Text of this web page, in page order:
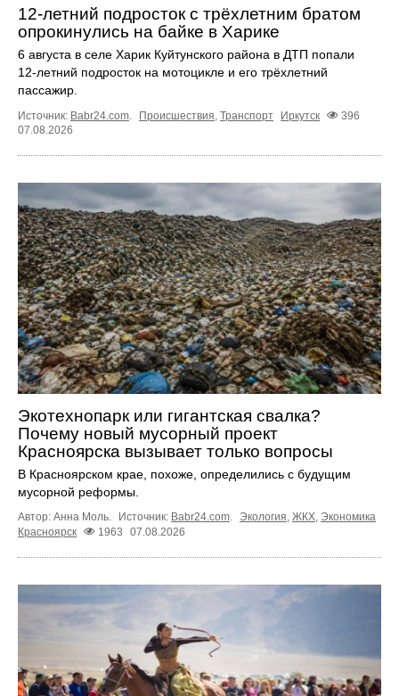
12‑летний подросток с трёхлетним братом
опрокинулись на байке в Харике
6 августа в селе Харик Куйтунского района в ДТП попали
12‑летний подросток на мотоцикле и его трёхлетний
пассажир.
Источник: Babr24.com. Происшествия, Транспорт Иркутск
396
07.08.2026
Экотехнопарк или гигантская свалка?
Почему новый мусорный проект
Красноярска вызывает только вопросы
В Красноярском крае, похоже, определились с будущим
мусорной реформы.
Автор: Анна Моль. Источник: Babr24.com Экология ЖКХ Экономика
Красноярск
1963 07.08.2026